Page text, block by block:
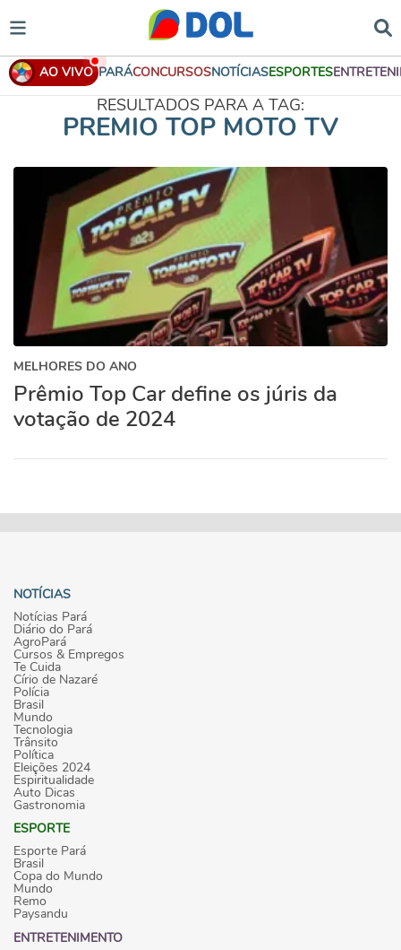
AO VIVO PARÁCONCURSOSNOTÍCIASESPORTES
RESULTADOS PARA A TAG:
PREMIO TOP MOTO TV
MELHORES DO ANO
Prêmio Top Car define os júris da
votação de 2024
NOTÍCIAS
Notícias Pará
Diário do Pará
AgroPará
Cursos & Empregos
Te Cuida
Círio de Nazaré
Polícia
Brasil
Mundo
Tecnologia
Trânsito
Política
Eleições 2024
Espiritualidade
Auto Dicas
Gastronomia
ESPORTE
Esporte Pará
Brasil
Copa do Mundo
Mundo
Remo
Paysandu
ENTRETENIMENTO